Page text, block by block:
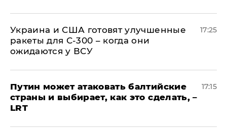
Украина и США готовят улучшенные
ракеты для С-300 – когда они
ожидаются у ВСУ
17:25
Путин может атаковать балтийские
страны и выбирает, как это сделать, –
LRT
17:15